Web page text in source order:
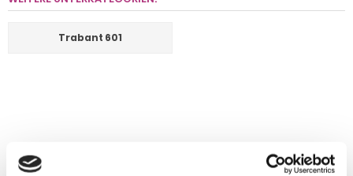
Trabant 601